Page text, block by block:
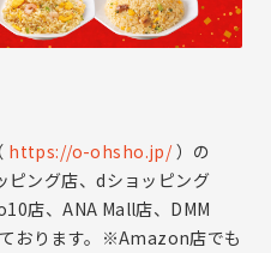
https://o-ohsho.jp/）の
ピング店、dショッピング
店、ANA Mall店、DMM
おります。※Amazon店でも